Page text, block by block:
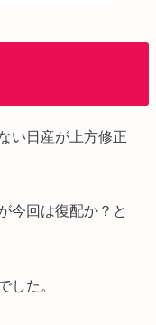
い日産が上方修正
今回は復配か？と
した。